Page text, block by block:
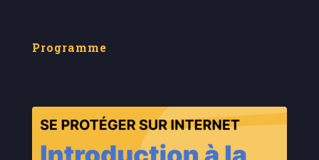
Programme